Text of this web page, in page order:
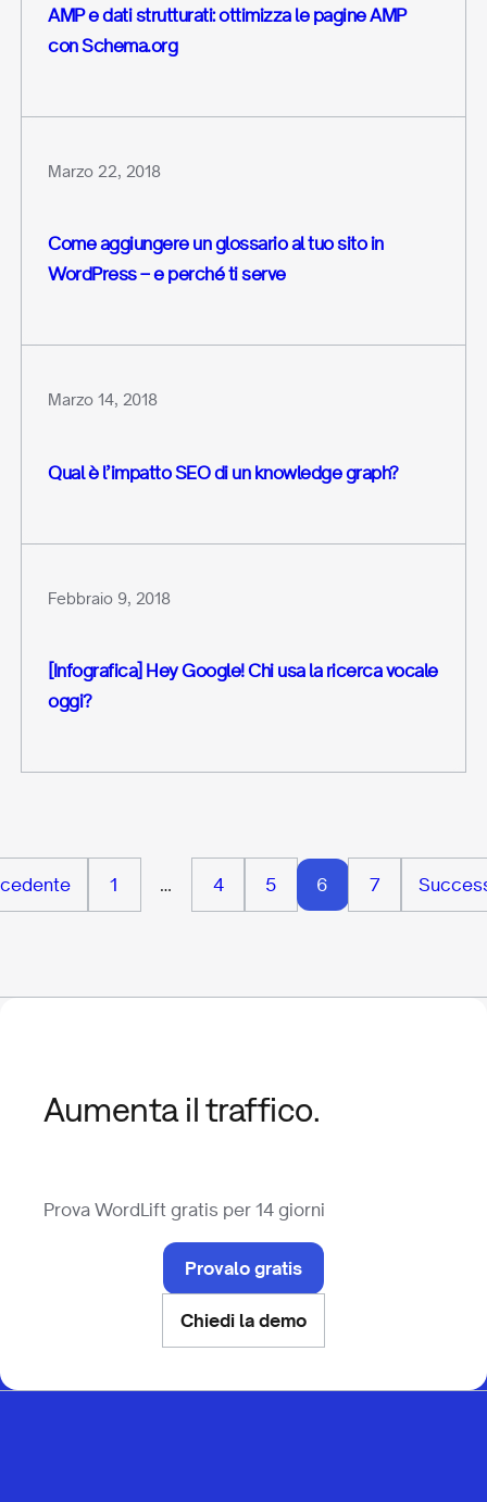
AMP e dati strutturati: ottimizza le pagine AMP
con Schema.org
Marzo 22, 2018
Come aggiungere un glossario al tuo sito in
WordPress – e perché ti serve
Marzo 14, 2018
Qual è l’impatto SEO di un knowledge graph?
Febbraio 9, 2018
[Infografica] Hey Google! Chi usa la ricerca vocale
oggi?
1 … 4 5 6 7
Aumenta il traffico.
Prova WordLift gratis per 14 giorni
Provalo gratis
Chiedi la demo